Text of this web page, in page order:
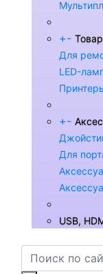
+-
Для
LED-
+-
Для
USB,